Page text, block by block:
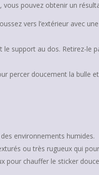
vous pouvez obtenir un
vers l’extérieur avec
support au dos. Retirez-le
percer doucement la bulle
environnements humides.
ou très rugueux qui
pour chauffer le sticker